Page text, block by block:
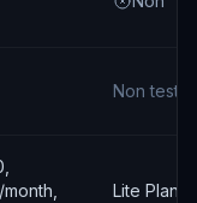
Non testé
Lite Plan,